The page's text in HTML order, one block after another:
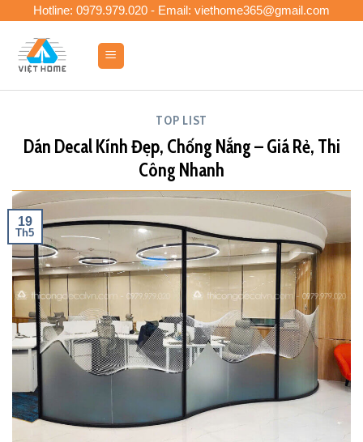
content
Hotline: 0979.979.020 - Email: viethome365@gmail.com
TOP LIST
Dán Decal Kính Đẹp, Chống Nắng – Giá Rẻ, Thi
Công Nhanh
19
Th5